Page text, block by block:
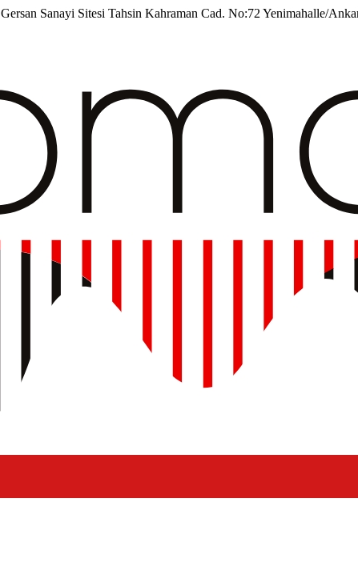
Gersan Sanayi Sitesi Tahsin Kahraman Cad. No:72 Yenimahalle/